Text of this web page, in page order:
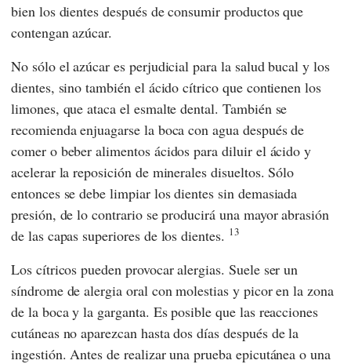
bien los dientes después de consumir productos que
contengan azúcar.
No sólo el azúcar es perjudicial para la salud bucal y los
dientes, sino también el ácido cítrico que contienen los
limones, que ataca el esmalte dental. También se
recomienda enjuagarse la boca con agua después de
comer o beber alimentos ácidos para diluir el ácido y
acelerar la reposición de minerales disueltos. Sólo
entonces se debe limpiar los dientes sin demasiada
presión, de lo contrario se producirá una mayor abrasión
de las capas superiores de los dientes. 13
Los cítricos pueden provocar alergias. Suele ser un
síndrome de alergia oral con molestias y picor en la zona
de la boca y la garganta. Es posible que las reacciones
cutáneas no aparezcan hasta dos días después de la
ingestión. Antes de realizar una prueba epicutánea o una